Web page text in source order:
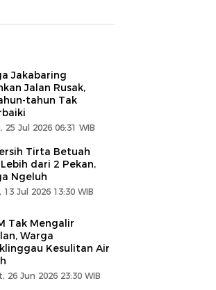
Jakabaring
Jalan Rusak,
tahun Tak
25 Jul 2026 06:31 WIB
Tirta Betuah
dari 2 Pekan,
Ngeluh
13 Jul 2026 13:30 WIB
Tak Mengalir
Warga
Kesulitan Air
26 Jun 2026 23:30 WIB